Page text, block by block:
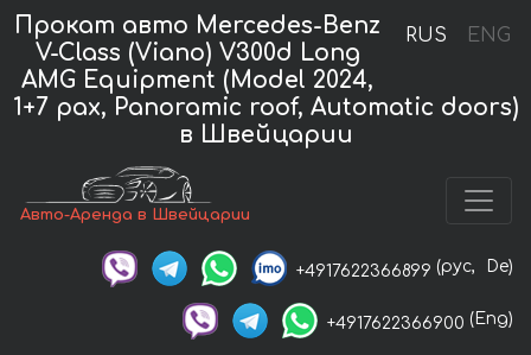
RUS ENG
Прокат авто Mercedes-Benz
V-Class (Viano) V300d Long
AMG Equipment (Model 2024,
1+7 pax, Panoramic roof, Automatic doors)
в Швейцарии
Авто-Аренда в Швейцарии
+4917622366899 (рус, De)
+4917622366900 (Eng)